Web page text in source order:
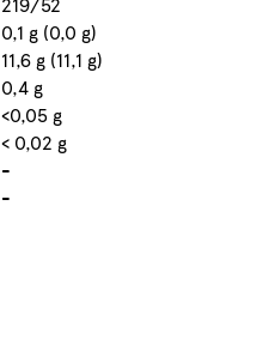
0,1 g (0,0 g)
11,6 g (11,1 g)
0,4 g
<0,05 g
< 0,02 g
-
-